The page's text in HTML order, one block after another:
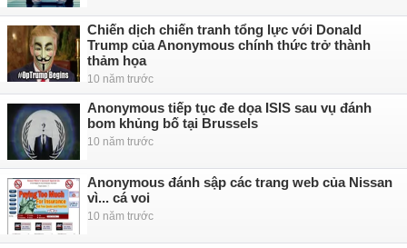
Chiến dịch chiến tranh tổng lực với Donald
Trump của Anonymous chính thức trở thành
thảm họa
10 năm trước
Anonymous tiếp tục đe dọa ISIS sau vụ đánh
bom khủng bố tại Brussels
10 năm trước
Anonymous đánh sập các trang web của Nissan
vì... cá voi
10 năm trước